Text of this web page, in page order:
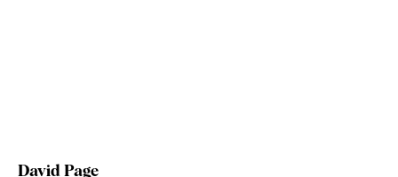
David Page